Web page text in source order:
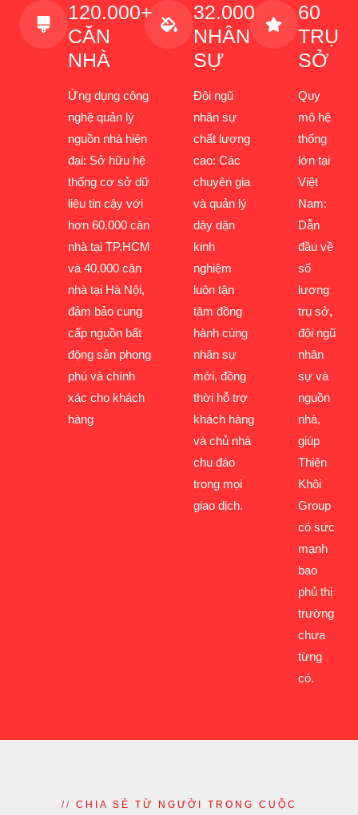
120.000+
CĂN
NHÀ
Ứng dụng công
nghệ quản lý
nguồn nhà hiện
đại: Sở hữu hệ
thống cơ sở dữ
liệu tin cậy với
hơn 60.000 căn
nhà tại TP.HCM
và 40.000 căn
nhà tại Hà Nội,
đảm bảo cung
cấp nguồn bất
động sản phong
phú và chính
xác cho khách
hàng
32.000
NHÂN
SỰ
Đội ngũ
nhân sự
chất lượng
cao: Các
chuyên gia
và quản lý
dày dặn
kinh
nghiệm
luôn tận
tâm đồng
hành cùng
nhân sự
mới, đồng
thời hỗ trợ
khách hàng
và chủ nhà
chu đáo
trong mọi
giao dịch.
60
TRỤ
SỞ
Quy
mô hệ
thống
lớn tại
Việt
Nam:
Dẫn
đầu về
số
lượng
trụ sở,
đội ngũ
nhân
sự và
nguồn
nhà,
giúp
Thiên
Khôi
Group
có sức
mạnh
bao
phủ thị
trường
chưa
từng
có.
// CHIA SẺ TỪ NGƯỜI TRONG CUỘC